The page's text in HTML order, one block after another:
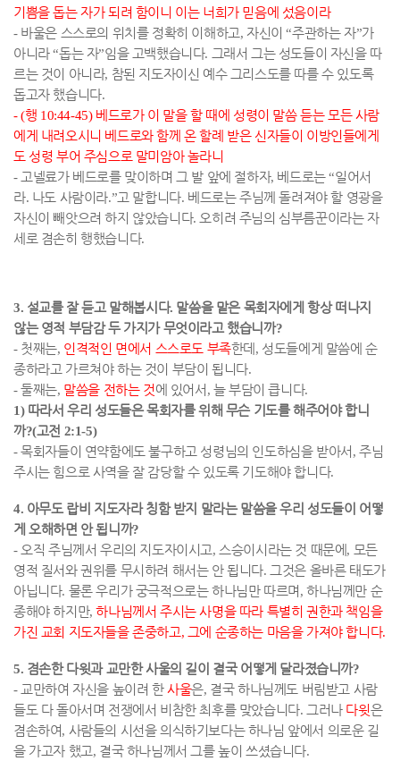
기쁨을 돕는 자가 되려 함이니 이는 너희가 믿음에 섰음이라
- 바울은 스스로의 위치를 정확히 이해하고, 자신이“주관하는 자”가
아니라“돕는 자”임을 고백했습니다. 그래서 그는 성도들이 자신을 따
르는 것이 아니라, 참된 지도자이신 예수 그리스도를 따를 수 있도록
돕고자 했습니다.
- (행 10:44-45) 베드로가 이 말을 할 때에 성령이 말씀 듣는 모든 사람
에게 내려오시니 베드로와 함께 온 할례 받은 신자들이 이방인들에게
도 성령 부어 주심으로 말미암아 놀라니
- 고넬료가 베드로를 맞이하며 그 발 앞에 절하자, 베드로는“일어서
라. 나도 사람이라.”고 말합니다. 베드로는 주님께 돌려져야 할 영광을
자신이 빼앗으려 하지 않았습니다. 오히려 주님의 심부름꾼이라는 자
세로 겸손히 행했습니다.
3. 설교를 잘 듣고 말해봅시다. 말씀을 맡은 목회자에게 항상 떠나지
않는 영적 부담감 두 가지가 무엇이라고 했습니까?
- 첫째는, 인격적인 면에서 스스로도 부족한데 , 성도들에게 말씀에 순
종하라고 가르쳐야 하는 것이 부담이 됩니다.
-둘째는, 말씀을 전하는 것에 있어서 , 늘 부담이 큽니다.
1) 따라서 우리 성도들은 목회자를 위해 무슨 기도를 해주어야 합니
까?(고전 2:1-5)
-목회자들이 연약함에도 불구하고 성령님의 인도하심을 받아서 ,주님
주시는 힘으로 사역을 잘 감당할 수 있도록 기도해야 합니다.
4. 아무도 랍비 지도자라 칭함 받지 말라는 말씀을 우리 성도들이 어떻
게 오해하면 안 됩니까?
- 오직 주님께서 우리의 지도자이시고, 스승이시라는 것 때문에 , 모든
영적 질서와 권위를 무시하려 해서는 안 됩니다. 그것은 올바른 태도가
아닙니다. 물론 우리가 궁극적으로는 하나님만 따르며 ,하나님께만 순
종해야 하지만,하나님께서 주시는 사명을 따라 특별히 권한과 책임을
가진 교회 지도자들을 존중하고, 그에 순종하는 마음을 가져야 합니다.
5. 겸손한 다윗과 교만한 사울의 길이 결국 어떻게 달라졌습니까?
- 교만하여 자신을 높이려 한사울은, 결국 하나님께도 버림받고 사람
들도 다 돌아서며 전쟁에서 비참한 최후를 맞았습니다. 그러나 다윗은
겸손하여, 사람들의 시선을 의식하기보다는 하나님 앞에서 의로운 길
을 가고자 했고, 결국 하나님께서 그를 높이 쓰셨습니다.